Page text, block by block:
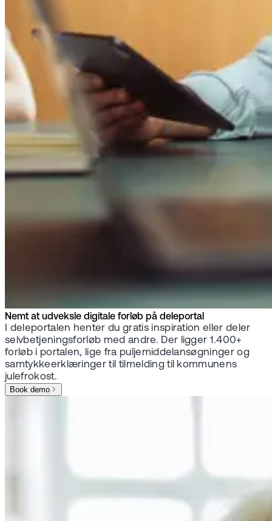
Nemt at udveksle digitale forløb på deleportal
I deleportalen henter du gratis inspiration eller deler
selvbetjeningsforløb med andre. Der ligger 1.400+
forløb i portalen, lige fra puljemiddelansøgninger og
samtykkeerklæringer til tilmelding til kommunens
julefrokost.
Book demo